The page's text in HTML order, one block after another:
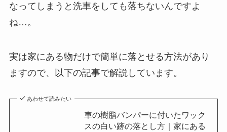
なってしまうと洗車をしても落ちないんですよ
ね…。
実は家にある物だけで簡単に落とせる方法があり
ますので、以下の記事で解説しています。
あわせて読みたい
車の樹脂バンパーに付いたワック
スの白い跡の落とし方｜家にある